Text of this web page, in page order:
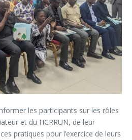
les participants sur les rôles
et du HCRRUN, de leur
pratiques pour l’exercice de leurs